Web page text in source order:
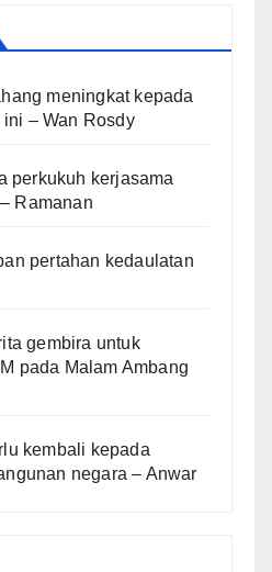
meningkat kepada
– Wan Rosdy
perkukuh kerjasama
Ramanan
pertahan kedaulatan
gembira untuk
pada Malam Ambang
kembali kepada
negara – Anwar